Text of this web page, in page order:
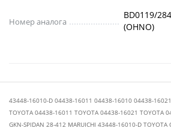
Номер аналога
BD0119/
(OHNO)
43448-16010-D 04438-16011 04438-16010 04438-
TOYOTA 04438-16011 TOYOTA 04438-16021 TOYOTA
GKN-SPIDAN 28-412 MARUICHI 43448-16010-D TOYOTA